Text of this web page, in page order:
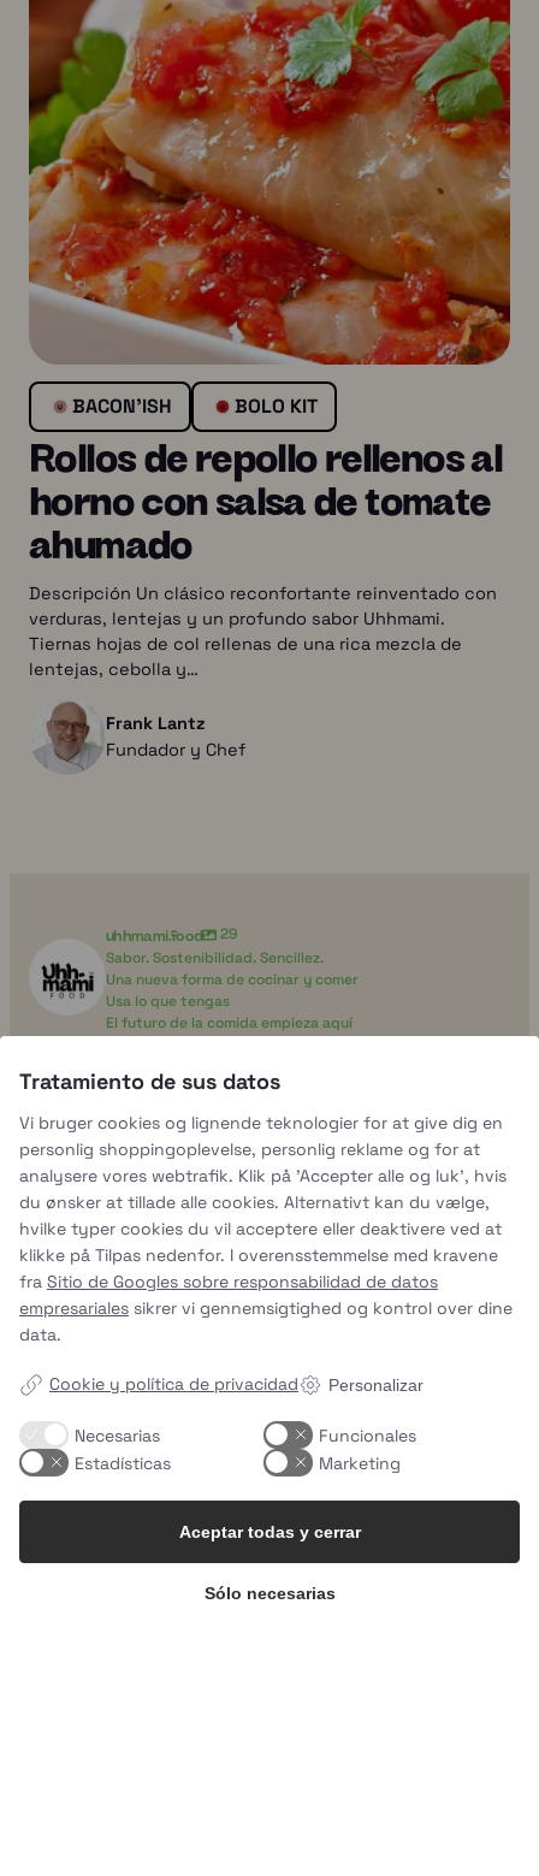
BACON'ISH BOLO KIT
Rollos de repollo rellenos al
horno con salsa de tomate
ahumado
Descripción Un clásico reconfortante reinventado con
verduras, lentejas y un profundo sabor Uhhmami.
Tiernas hojas de col rellenas de una rica mezcla de
lentejas, cebolla y…
Frank Lantz
Fundador y Chef
uhhmami.food
29
Sabor. Sostenibilidad. Sencillez.
Una nueva forma de cocinar y comer
Usa lo que tengas
El futuro de la comida empieza aquí
uhhmami.food
Tratamiento de sus datos
Vi bruger cookies og lignende teknologier for at give dig en
personlig shoppingoplevelse, personlig reklame og for at
analysere vores webtrafik. Klik på 'Accepter alle og luk', hvis
du ønsker at tillade alle cookies. Alternativt kan du vælge,
hvilke typer cookies du vil acceptere eller deaktivere ved at
klikke på Tilpas nedenfor. I overensstemmelse med kravene
fra Sitio de Googles sobre responsabilidad de datos
empresariales sikrer vi gennemsigtighed og kontrol over dine
data.
Cookie y política de privacidad Personalizar
Necesarias
Funcionales
Estadísticas
Marketing
Sólo necesarias
Aceptar todas y cerrar